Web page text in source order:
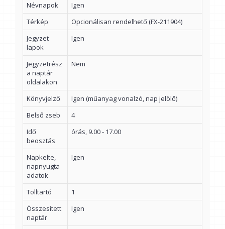
Névnapok
Igen
Térkép
Opcionálisan rendelhető (FX-211904)
Jegyzet
lapok
Igen
Jegyzetrész
a naptár
oldalakon
Nem
Könyvjelző
Igen (műanyag vonalzó, nap jelölő)
Belső zseb
4
Idő
beosztás
órás, 9.00 - 17.00
Napkelte,
napnyugta
adatok
Igen
Tolltartó
1
Összesített
naptár
Igen